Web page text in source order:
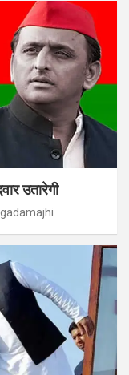
उतारेगी